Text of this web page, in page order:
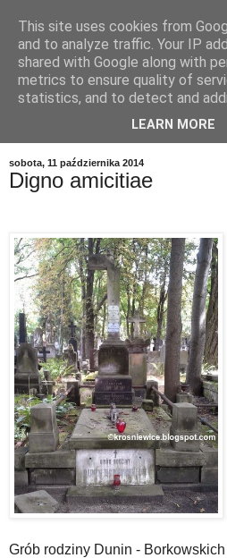
sobota, 11 października 2014
Digno amicitiae
Grób rodziny Dunin -
This site uses cookies from
and to analyze traffic. Your IP
shared with Google along with
metrics to ensure quality of
statistics, and to detect and
LEARN MORE